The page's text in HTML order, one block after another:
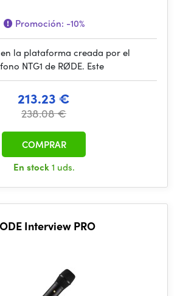
Promoción: -10%
en la plataforma creada por el
NTG1 de RØDE. Este
213.23 €
238.08 €
En stock1 uds.
COMPRAR
Interview PRO